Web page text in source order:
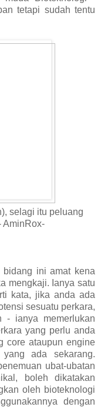
tetapi sudah tentu
selagi itu peluang
AminRox-
bidang ini amat kena
mengkaji. Ianya satu
kata, jika anda ada
sesuatu perkara,
ianya memerlukan
yang perlu anda
core ataupun engine
ada sekarang.
ubat-ubatan
boleh dikatakan
oleh bioteknologi
dengan